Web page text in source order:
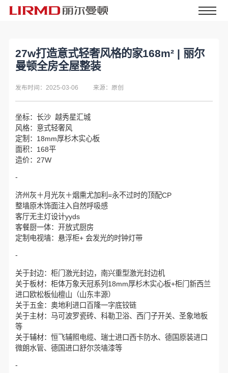
27w打造意式轻奢风格的家168m² | 丽尔
曼顿全房全屋整装
发布时间：2025-03-06 来源：原创
坐标：长沙 越秀星汇城
风格：意式轻奢风
定制：18mm厚杉木实心板
面积：168平
造价：27W
-
济州灰＋月光灰＋烟熏尤加利=永不过时的顶配CP
整墙原木饰面注入自然呼吸感
客厅无主灯设计yyds
客餐厨一体：开放式厨房
定制电视墙：悬浮柜+ 会发光的时钟灯带
-
关于封边：柜门激光封边，南兴重型激光封边机
关于板材：柜体万象天冠系列18mm厚杉木实心板+柜门新西兰
进口欧松板仙檀山（山东丰源）
关于五金：奥地利进口百隆一字底铰链
关于主材：马可波罗瓷砖、科勒卫浴、西门子开关、圣象地板
等
关于辅材：恒飞辅照电缆、瑞士进口西卡防水、德国原装进口
微朗水管、德国进口舒尔茨墙漆等
-